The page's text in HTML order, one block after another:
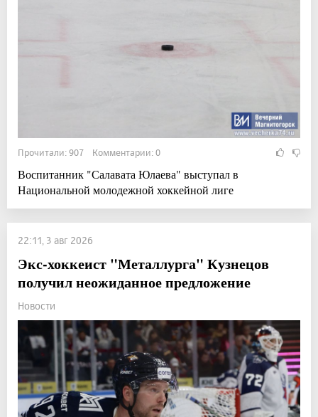
Прочитали: 907 Комментарии: 0
Воспитанник "Салавата Юлаева" выступал в
Национальной молодежной хоккейной лиге
22:11, 3 авг 2026
Экс-хоккеист "Металлурга" Кузнецов
получил неожиданное предложение
Новости